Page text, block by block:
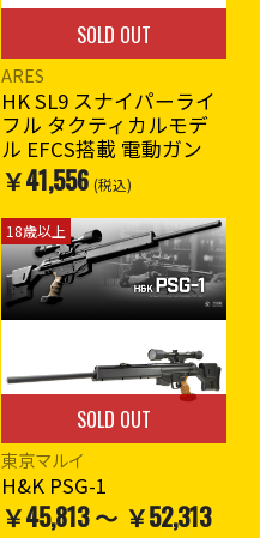
SOLD OUT
ARES
HK SL9 スナイパーライ
フル タクティカルモデ
ル EFCS搭載 電動ガン
￥41,556 (税込)
18歳以上
SOLD OUT
東京マルイ
H&K PSG-1
￥45,813 ～ ￥52,313